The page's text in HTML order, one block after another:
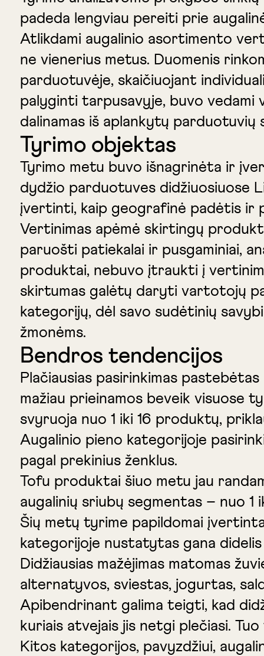
padeda lengviau pereiti prie
Atlikdami augalinio asortimento
ne vienerius metus. Duomenis
parduotuvėje, skaičiuojant
palyginti tarpusavyje, buvo vedami
dalinamas iš aplankytų
Tyrimo objektas
Tyrimo metu buvo išnagrinėta ir
dydžio parduotuves didžiuosiuose
įvertinti, kaip geografinė padėtis ir
Vertinimas apėmė skirtingų
paruošti patiekalai ir pusgaminiai,
produktai, nebuvo įtraukti į
skirtumas galėtų daryti vartotojų
kategorijų, dėl savo sudėtinių
žmonėms.
Bendros tendencijos
Plačiausias pasirinkimas
mažiau prieinamos beveik visuose
svyruoja nuo 1 iki 16 produktų,
Augalinio pieno kategorijoje
pagal prekinius ženklus.
Tofu produktai šiuo metu jau
augalinių sriubų segmentas – nuo
Šių metų tyrime papildomai
kategorijoje nustatytas gana
Didžiausias mažėjimas matomas
alternatyvos, sviestas, jogurtas,
Apibendrinant galima teigti, kad
kuriais atvejais jis netgi plečiasi.
Kitos kategorijos, pavyzdžiui,